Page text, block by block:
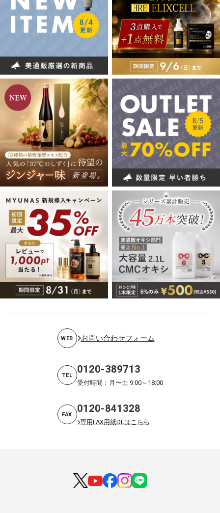
WEB お問い合わせフォーム
TEL 0120-389713
受付時間：月〜土 9:00～18:00
FAX 0120-841328
専用FAX用紙DLはこちら